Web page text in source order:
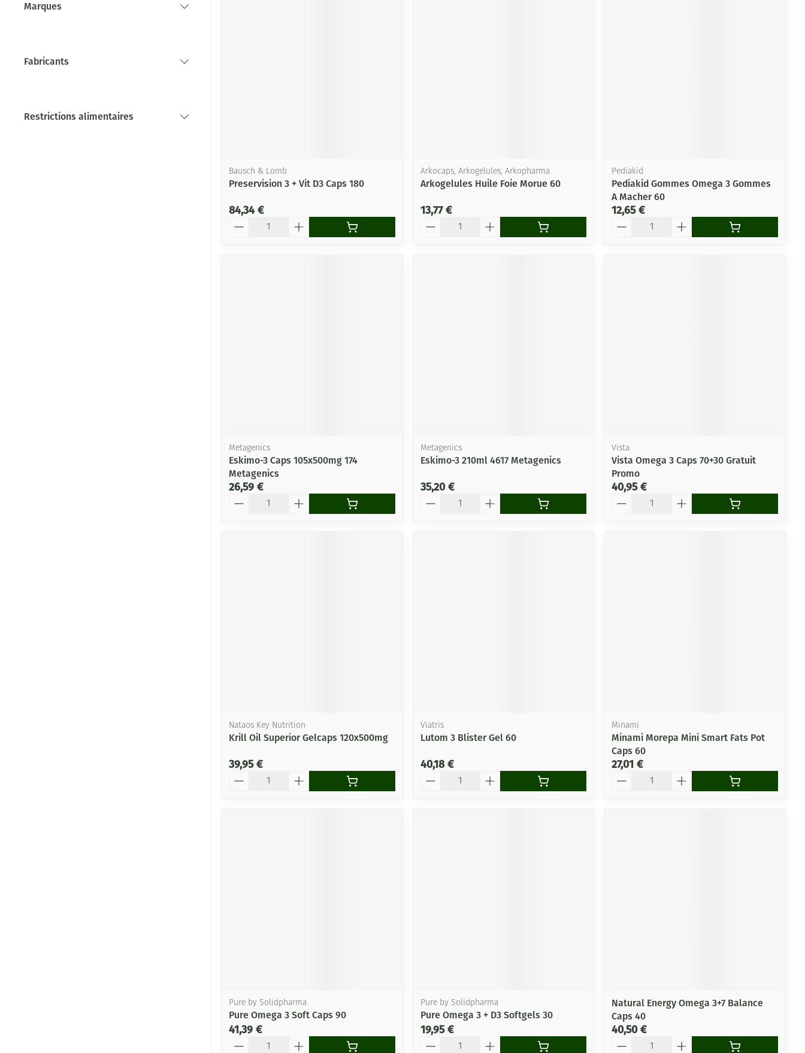
Marques
Fabricants
Restrictions alimentaires
Bausch & Lomb
Preservision 3 + Vit D3 Caps 180
84,34 €
Arkocaps, Arkogelules, Arkopharma
Arkogelules Huile Foie Morue 60
13,77 €
Pediakid
Pediakid Gommes Omega 3 Gommes
A Macher 60
12,65 €
Metagenics
Eskimo-3 Caps 105x500mg 174
Metagenics
26,59 €
Metagenics
Eskimo-3 210ml 4617 Metagenics
35,20 €
Vista
Vista Omega 3 Caps 70+30 Gratuit
Promo
40,95 €
Nataos Key Nutrition
Krill Oil Superior Gelcaps 120x500mg
39,95 €
Viatris
Lutom 3 Blister Gel 60
40,18 €
Minami
Minami Morepa Mini Smart Fats Pot
Caps 60
27,01 €
Pure by Solidpharma
Pure Omega 3 Soft Caps 90
41,39 €
Pure by Solidpharma
Pure Omega 3 + D3 Softgels 30
19,95 €
Natural Energy Omega 3+7 Balance
Caps 40
40,50 €